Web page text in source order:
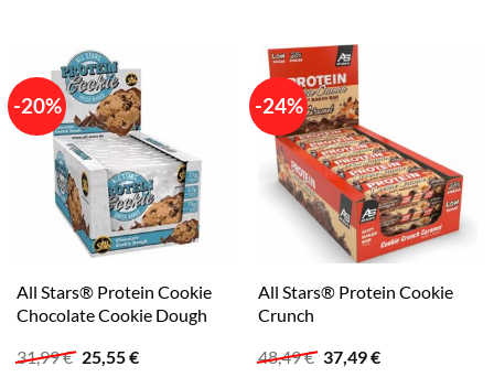
-20%
All Stars® Protein Cookie
Chocolate Cookie Dough
31,99€ Ursprünglicher
Preis
25,55€Aktueller
-24%
All Stars® Protein Cookie
Crunch
48,49€ Ursprünglicher
Preis
37,49€Aktueller